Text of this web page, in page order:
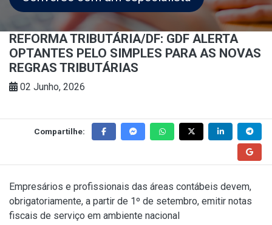
REFORMA TRIBUTÁRIA/DF: GDF ALERTA
OPTANTES PELO SIMPLES PARA AS NOVAS
REGRAS TRIBUTÁRIAS
02 Junho, 2026
Compartilhe:
Empresários e profissionais das áreas contábeis devem,
obrigatoriamente, a partir de 1º de setembro, emitir notas
fiscais de serviço em ambiente nacional